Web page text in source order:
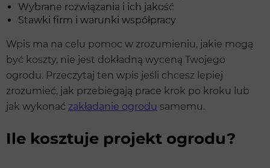
Wybrane rozwiązania i ich jakość
Stawki firm i warunki współpracy
Wpis ma na celu pomoc w zrozumieniu, jakie mogą
być koszty, nie jest dokładną wyceną Twojego
ogrodu. Przeczytaj ten wpis jeśli chcesz lepiej
zrozumieć, jak przebiegają prace krok po kroku lub
jak wykonać zakładanie ogrodu samemu.
Ile kosztuje projekt ogrodu?